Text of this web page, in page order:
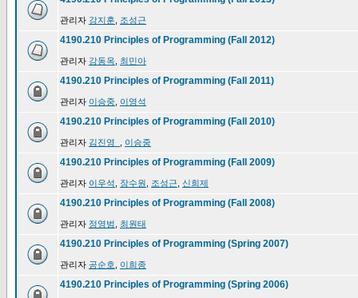
관리자 강지훈 조성근
4190.210 Principles of Programming (Fall 2012)
관리자 강동옥 최민아
4190.210 Principles of Programming (Fall 2011)
관리자 이승중 이영석
4190.210 Principles of Programming (Fall 2010)
관리자 김진영_ 이승중
4190.210 Principles of Programming (Fall 2009)
관리자 이우석 장수원 조성근 신희제
4190.210 Principles of Programming (Fall 2008)
관리자 정영범 최원태
4190.210 Principles of Programming (Spring 2007)
관리자 공순호 이희종
4190.210 Principles of Programming (Spring 2006)